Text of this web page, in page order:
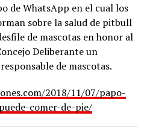
de WhatsApp en el cual los
sobre la salud de pitbull
de mascotas en honor al
Deliberante un
de mascotas.
2018/11/07/papo-
comer-de-pie/